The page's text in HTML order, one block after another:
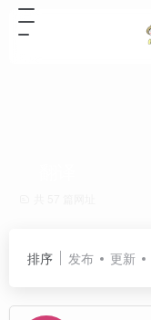
排序 发布 更新